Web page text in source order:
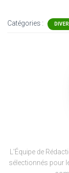
Catégories :
L'Équipe de
sélectionnés pour